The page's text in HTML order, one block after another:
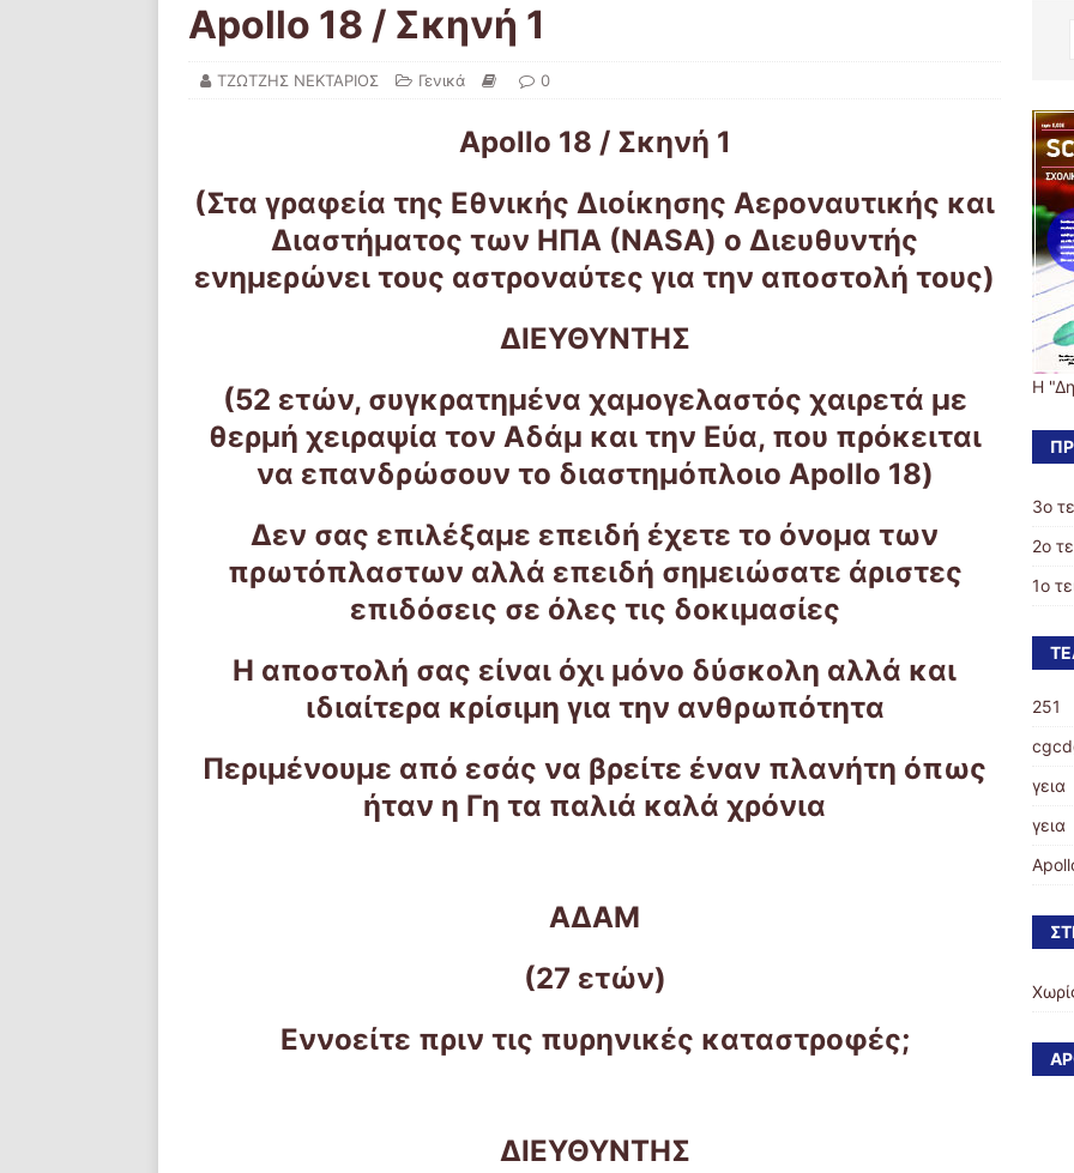
Apollo 18 / Σκηνή 1
ΤΖΩΤΖΗΣ ΝΕΚΤΑΡΙΟΣ Γενικά 0
Apollo 18 / Σκηνή 1
(Στα γραφεία της Εθνικής Διοίκησης Αεροναυτικής και
Διαστήματος των ΗΠΑ (NASA) ο Διευθυντής
ενημερώνει τους αστροναύτες για την αποστολή τους)
ΔΙΕΥΘΥΝΤΗΣ
(52 ετών, συγκρατημένα χαμογελαστός χαιρετά με
θερμή χειραψία τον Αδάμ και την Εύα, που πρόκειται
να επανδρώσουν το διαστημόπλοιο Apollo 18)
Δεν σας επιλέξαμε επειδή έχετε το όνομα των
πρωτόπλαστων αλλά επειδή σημειώσατε άριστες
επιδόσεις σε όλες τις δοκιμασίες
Η αποστολή σας είναι όχι μόνο δύσκολη αλλά και
ιδιαίτερα κρίσιμη για την ανθρωπότητα
Περιμένουμε από εσάς να βρείτε έναν πλανήτη όπως
ήταν η Γη τα παλιά καλά χρόνια
ΑΔΑΜ
(27 ετών)
Εννοείτε πριν τις πυρηνικές καταστροφές;
ΔΙΕΥΘΥΝΤΗΣ
Η
3ο
2ο
1ο
251
γεια
γεια